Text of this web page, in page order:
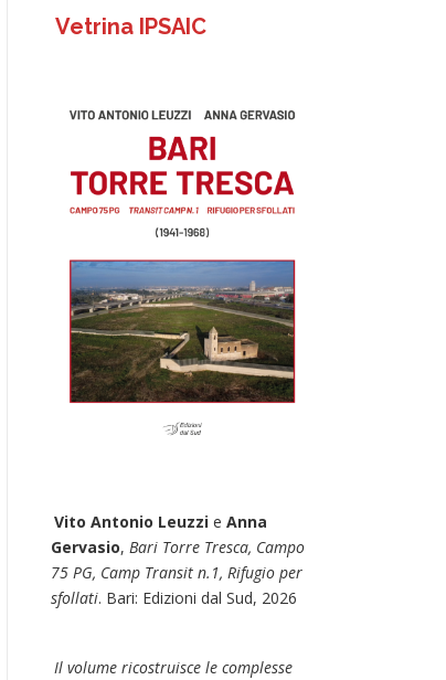
Vetrina IPSAIC
Vito Antonio Leuzzie Anna
Gervasio, Bari Torre Tresca, Campo
75 PG, Camp Transit n.1, Rifugio per
sfollati. Bari: Edizioni dal Sud, 2026
Il volume ricostruisce le complesse